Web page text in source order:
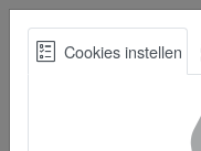
Skip
Best Practices voor een
Cookies instellen